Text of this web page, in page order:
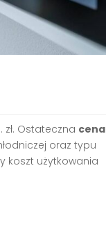
zł. Ostateczna cena
oraz typu
koszt użytkowania